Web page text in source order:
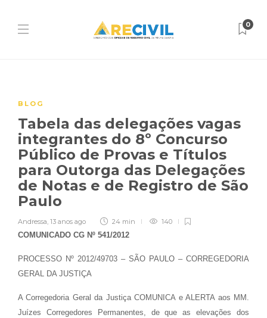
0
BLOG
Tabela das delegações vagas
integrantes do 8º Concurso
Público de Provas e Títulos
para Outorga das Delegações
de Notas e de Registro de São
Paulo
Andressa, 13 anos ago 24 min 140
COMUNICADO CG Nº 541/2012
PROCESSO Nº 2012/49703 – SÃO PAULO – CORREGEDORIA
GERAL DA JUSTIÇA
A Corregedoria Geral da Justiça COMUNICA e ALERTA aos MM.
Juízes Corregedores Permanentes, de que as elevações dos